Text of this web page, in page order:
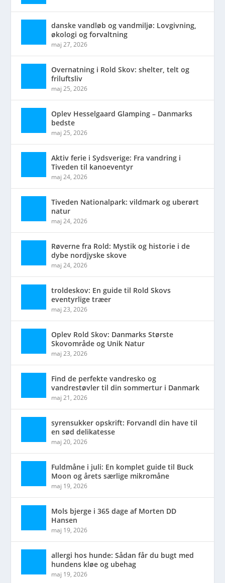
danske vandløb og vandmiljø: Lovgivning,
økologi og forvaltning
maj 27, 2026
Overnatning i Rold Skov: shelter, telt og
friluftsliv
maj 25, 2026
Oplev Hesselgaard Glamping – Danmarks
bedste
maj 25, 2026
Aktiv ferie i Sydsverige: Fra vandring i
Tiveden til kanoeventyr
maj 24, 2026
Tiveden Nationalpark: vildmark og uberørt
natur
maj 24, 2026
Røverne fra Rold: Mystik og historie i de
dybe nordjyske skove
maj 24, 2026
troldeskov: En guide til Rold Skovs
eventyrlige træer
maj 23, 2026
Oplev Rold Skov: Danmarks Største
Skovområde og Unik Natur
maj 23, 2026
Find de perfekte vandresko og
vandrestøvler til din sommertur i Danmark
maj 21, 2026
syrensukker opskrift: Forvandl din have til
en sød delikatesse
maj 20, 2026
Fuldmåne i juli: En komplet guide til Buck
Moon og årets særlige mikromåne
maj 19, 2026
Mols bjerge i 365 dage af Morten DD
Hansen
maj 19, 2026
allergi hos hunde: Sådan får du bugt med
hundens kløe og ubehag
maj 19, 2026